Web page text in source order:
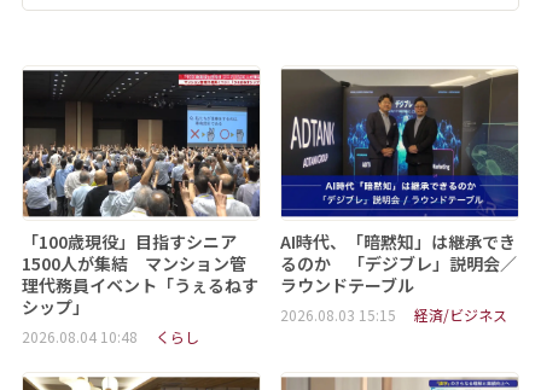
「100歳現役」目指すシニア
1500人が集結 マンション管
理代務員イベント「うぇるねす
シップ」
2026.08.04 10:48 くらし
AI時代、「暗黙知」は継承でき
るのか 「デジブレ」説明会／
ラウンドテーブル
2026.08.03 15:15 経済/ビジネス